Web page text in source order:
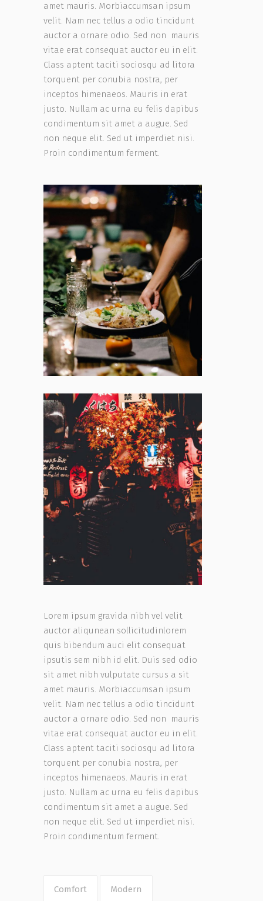
amet mauris. Morbiaccumsan ipsum
velit. Nam nec tellus a odio tincidunt
auctor a ornare odio. Sed non mauris
vitae erat consequat auctor eu in elit.
Class aptent taciti sociosqu ad litora
torquent per conubia nostra, per
inceptos himenaeos. Mauris in erat
justo. Nullam ac urna eu felis dapibus
condimentum sit amet a augue. Sed
non neque elit. Sed ut imperdiet nisi.
Proin condimentum ferment.
Lorem ipsum gravida nibh vel velit
auctor aliqunean sollicitudinlorem
quis bibendum auci elit consequat
ipsutis sem nibh id elit. Duis sed odio
sit amet nibh vulputate cursus a sit
amet mauris. Morbiaccumsan ipsum
velit. Nam nec tellus a odio tincidunt
auctor a ornare odio. Sed non mauris
vitae erat consequat auctor eu in elit.
Class aptent taciti sociosqu ad litora
torquent per conubia nostra, per
inceptos himenaeos. Mauris in erat
justo. Nullam ac urna eu felis dapibus
condimentum sit amet a augue. Sed
non neque elit. Sed ut imperdiet nisi.
Proin condimentum ferment.
Comfort Modern